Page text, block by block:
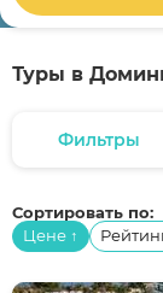
Туры в
Фильтры
Сортировать по:
Цене ↑